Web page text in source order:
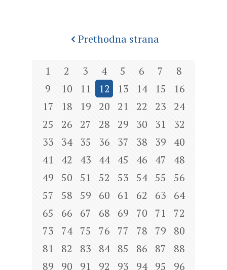
Prethodna strana
1 2 3 4 5 6 7
8
9
10 11 12 13 14 15
16
17
18 19 20 21 22 23
24
25
26 27 28 29 30 31
32
33
34 35 36 37 38 39
40
41
42 43 44 45 46 47
48
49
50 51 52 53 54 55
56
57
58 59 60 61 62 63
64
65
66 67 68 69 70 71
72
73
74 75 76 77 78 79
80
81
82 83 84 85 86 87
88
89
90 91 92 93 94 95
96